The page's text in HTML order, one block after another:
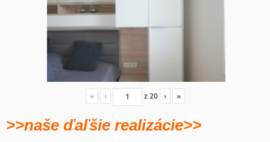
« ‹ z20 › »
>>naše ďaľšie realizácie>>